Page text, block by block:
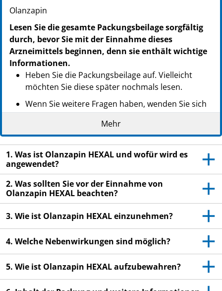
PPN: 110928800892
NTIN: 04150092880083
Olanzapin
Lesen Sie die gesamte Packungsbeilage sorgfältig
durch, bevor Sie mit der Einnahme dieses
Arzneimittels beginnen, denn sie enthält wichtige
Informationen.
Heben Sie die Packungsbeilage auf. Vielleicht
möchten Sie diese später nochmals lesen.
Wenn Sie weitere Fragen haben, wenden Sie sich
an Ihren Arzt oder Apotheker.
Dieses Arzneimittel wurde Ihnen persönlich
verschrieben. Geben Sie es nicht an Dritte weiter.
Es kann anderen Menschen schaden, auch wenn
diese die gleichen Beschwerden haben wie Sie.
Wenn Sie Nebenwirkungen bemerken, wenden Sie
sich an Ihren Arzt oder Apotheker. Dies gilt auch
Packungsbeilage angegeben sind. Siehe Abschnitt
Mehr
1. Was ist Olanzapin HEXAL und wofür wird es
angewendet?
2. Was sollten Sie vor der Einnahme von
Olanzapin HEXAL beachten?
3. Wie ist Olanzapin HEXAL einzunehmen?
4. Welche Nebenwirkungen sind möglich?
5. Wie ist Olanzapin HEXAL aufzubewahren?